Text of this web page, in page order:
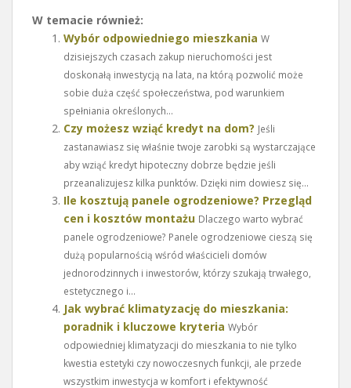
W temacie również:
Wybór odpowiedniego mieszkania W
dzisiejszych czasach zakup nieruchomości jest
doskonałą inwestycją na lata, na którą pozwolić może
sobie duża część społeczeństwa, pod warunkiem
spełniania określonych...
Czy możesz wziąć kredyt na dom? Jeśli
zastanawiasz się właśnie twoje zarobki są wystarczające
aby wziąć kredyt hipoteczny dobrze będzie jeśli
przeanalizujesz kilka punktów. Dzięki nim dowiesz się...
Ile kosztują panele ogrodzeniowe? Przegląd
cen i kosztów montażu Dlaczego warto wybrać
panele ogrodzeniowe? Panele ogrodzeniowe cieszą się
dużą popularnością wśród właścicieli domów
jednorodzinnych i inwestorów, którzy szukają trwałego,
estetycznego i...
Jak wybrać klimatyzację do mieszkania:
poradnik i kluczowe kryteria Wybór
odpowiedniej klimatyzacji do mieszkania to nie tylko
kwestia estetyki czy nowoczesnych funkcji, ale przede
wszystkim inwestycja w komfort i efektywność